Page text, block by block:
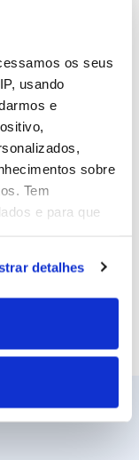
os seus
usando
e
sobre
Tem
e para que
localização
precisão de
(impressão
na
detalhes